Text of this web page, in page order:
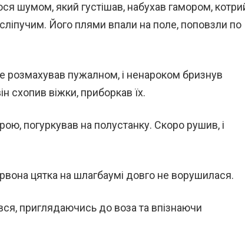
шумом, який густішав, набухав гамором,
Його плями впали на поле, поповзли по
розмахував пужалном, і ненароком бризнув
схопив віжки, приборкав їх.
погуркував на полустанку. Скоро рушив, і
цятка на шлагбаумі довго не ворушилася.
приглядаючись до воза та впізнаючи